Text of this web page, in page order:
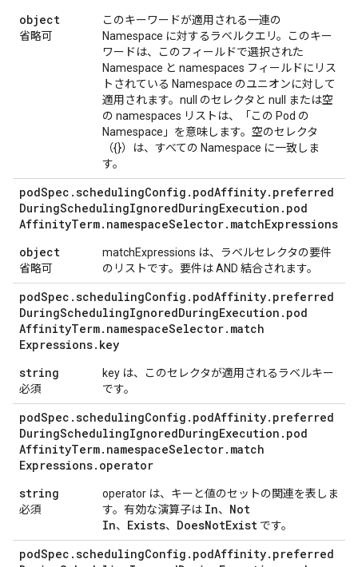
object
省略可
このキーワードが適用される一連の
Namespace に対するラベルクエリ。このキー
ワードは、このフィールドで選択された
Namespace と namespaces フィールドにリス
トされている Namespace のユニオンに対して
適用されます。null のセレクタと null または空
の namespaces リストは、「この Pod の
Namespace」を意味します。空のセレクタ
（{}）は、すべての Namespace に一致しま
す。
podSpec .schedulingConfig . podAffinity. preferred
DuringSchedulingIgnoredDuringExecution . pod
AffinityTerm. namespaceSelector. matchExpressions
object
省略可
matchExpressions は、ラベルセレクタの要件
のリストです。要件は AND 結合されます。
podSpec .schedulingConfig . podAffinity. preferred
DuringSchedulingIgnoredDuringExecution . pod
AffinityTerm. namespaceSelector. match
Expressions. key
string
必須
key は、このセレクタが適用されるラベルキー
です。
podSpec .schedulingConfig . podAffinity. preferred
DuringSchedulingIgnoredDuringExecution . pod
AffinityTerm. namespaceSelector. match
Expressions. operator
string
必須
operator は、キーと値のセットの関連を表しま
す。有効な演算子は In、 Not
In、 Exists、 DoesNotExist です。
podSpec .schedulingConfig . podAffinity. preferred